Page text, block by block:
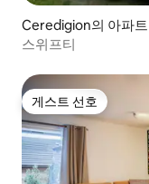
Ceredigion의 아파트
스위프티
게스트 선호
게스트 선호